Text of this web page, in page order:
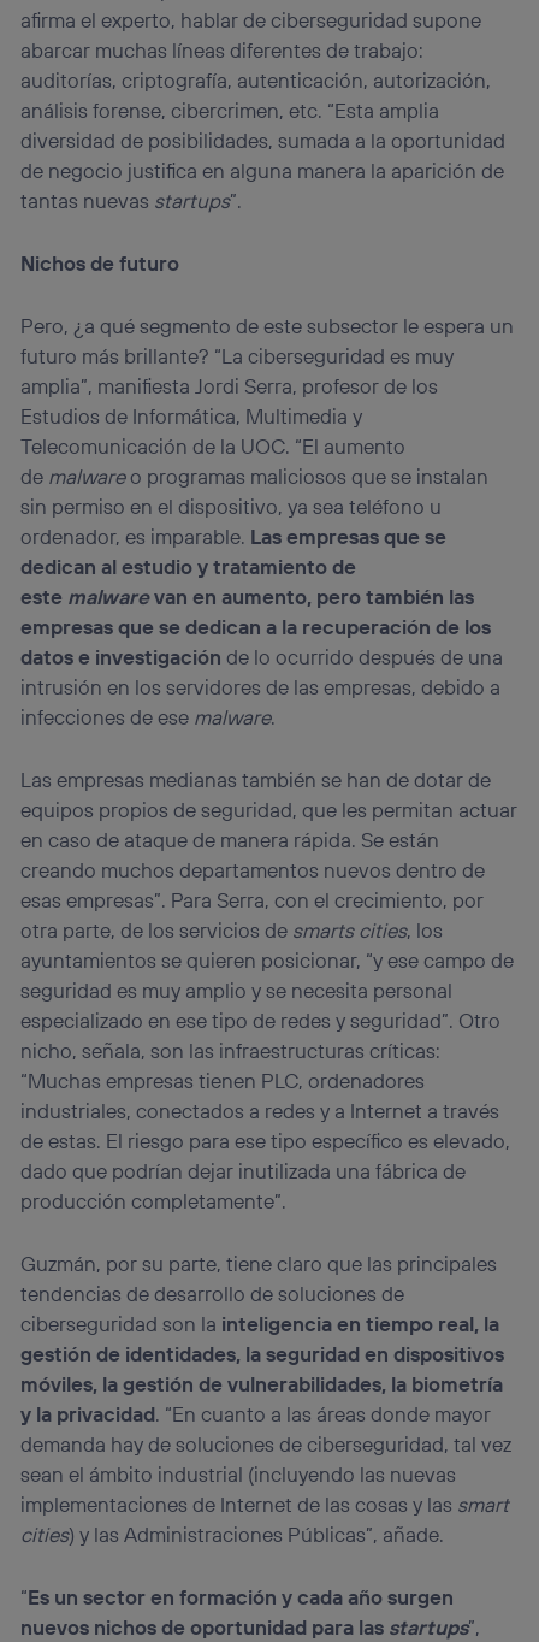
afirma el experto, hablar de ciberseguridad supone
abarcar muchas líneas diferentes de trabajo:
auditorías, criptografía, autenticación, autorización,
análisis forense, cibercrimen, etc. “Esta amplia
diversidad de posibilidades, sumada a la oportunidad
de negocio justifica en alguna manera la aparición de
tantas nuevas startups”.
Nichos de futuro
Pero, ¿a qué segmento de este subsector le espera un
futuro más brillante? “La ciberseguridad es muy
amplia”, manifiesta Jordi Serra, profesor de los
Estudios de Informática, Multimedia y
Telecomunicación de la UOC. “El aumento
de malwareo programas maliciosos que se instalan
sin permiso en el dispositivo, ya sea teléfono u
ordenador, es imparable. Las empresas que se
dedican al estudio y tratamiento de
este malwarevan en aumento, pero también las
empresas que se dedican a la recuperación de los
datos e investigación de lo ocurrido después de una
intrusión en los servidores de las empresas, debido a
infecciones de ese malware.
Las empresas medianas también se han de dotar de
equipos propios de seguridad, que les permitan actuar
en caso de ataque de manera rápida. Se están
creando muchos departamentos nuevos dentro de
esas empresas”. Para Serra, con el crecimiento, por
otra parte, de los servicios de smarts cities, los
ayuntamientos se quieren posicionar, “y ese campo de
seguridad es muy amplio y se necesita personal
especializado en ese tipo de redes y seguridad”. Otro
nicho, señala, son las infraestructuras críticas:
“Muchas empresas tienen PLC, ordenadores
industriales, conectados a redes y a Internet a través
de estas. El riesgo para ese tipo específico es elevado,
dado que podrían dejar inutilizada una fábrica de
producción completamente”.
Guzmán, por su parte, tiene claro que las principales
tendencias de desarrollo de soluciones de
ciberseguridad son la inteligencia en tiempo real, la
gestión de identidades, la seguridad en dispositivos
móviles, la gestión de vulnerabilidades, la biometría
y la privacidad. “En cuanto a las áreas donde mayor
demanda hay de soluciones de ciberseguridad, tal vez
sean el ámbito industrial (incluyendo las nuevas
implementaciones de Internet de las cosas y las smart
cities) y las Administraciones Públicas”, añade.
“Es un sector en formación y cada año surgen
nuevos nichos de oportunidad para las startups”,